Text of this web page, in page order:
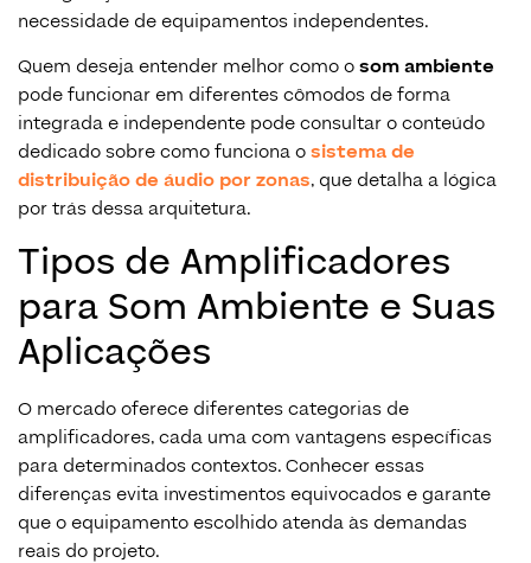
necessidade de equipamentos independentes.
Quem deseja entender melhor como osom ambiente
pode funcionar em diferentes cômodos de forma
integrada e independente pode consultar o conteúdo
dedicado sobre como funciona osistema de
distribuição de áudio por zonas, que detalha a lógica
por trás dessa arquitetura.
Tipos de Amplificadores
para Som Ambiente e Suas
Aplicações
O mercado oferece diferentes categorias de
amplificadores, cada uma com vantagens específicas
para determinados contextos. Conhecer essas
diferenças evita investimentos equivocados e garante
que o equipamento escolhido atenda às demandas
reais do projeto.